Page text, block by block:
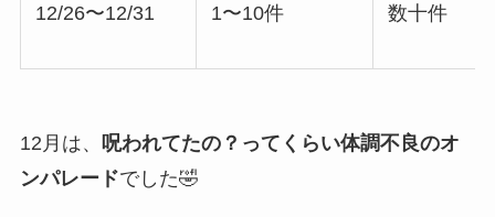
12/26〜12/31 1〜10件 数十件
12月は、 呪われてたの？ってくらい体調不良のオ
ンパレードでした🤣